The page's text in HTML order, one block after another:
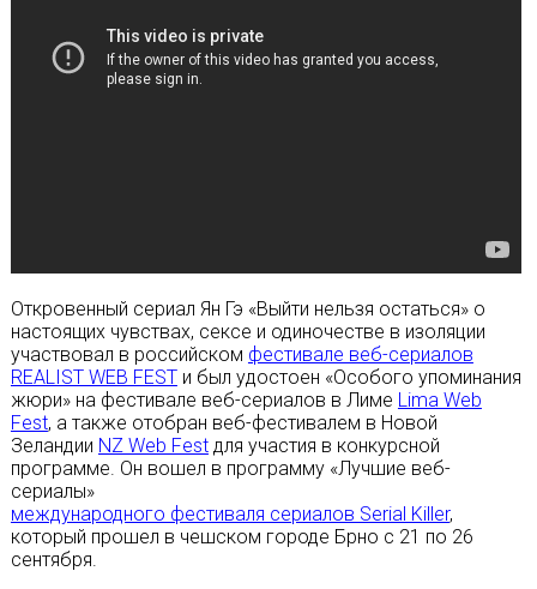
Откровенный сериал Ян Гэ «Выйти нельзя остаться» о
настоящих чувствах, сексе и одиночестве в изоляции
участвовал в российском фестивале веб-сериалов
REALIST WEB FESTи был удостоен «Особого упоминания
жюри» на фестивале веб-сериалов в Лиме Lima Web
Fest, а также отобран веб-фестивалем в Новой
Зеландии NZ Web Festдля участия в конкурсной
программе. Он вошел в программу «Лучшие веб-
сериалы»
международного фестиваля сериалов Serial Killer,
который прошел в чешском городе Брно с 21 по 26
сентября.